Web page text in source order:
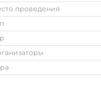
проведения